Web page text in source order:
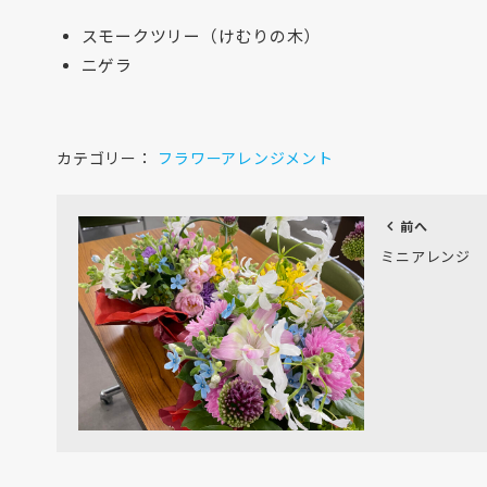
スモークツリー（けむりの木）
ニゲラ
カテゴリー： フラワーアレンジメント
chevron_left 前へ
ミニアレンジ